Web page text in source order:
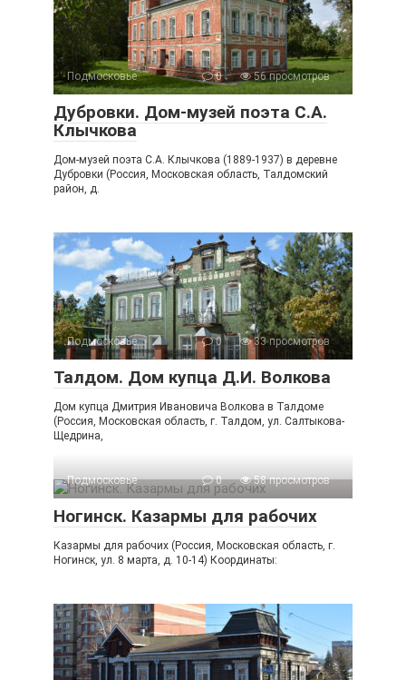
Подмосковье 0 56 просмотров
Дубровки. Дом-музей поэта С.А.
Клычкова
Дом-музей поэта С.А. Клычкова (1889-1937) в деревне
Дубровки (Россия, Московская область, Талдомский
район, д.
Подмосковье 0 33 просмотров
Талдом. Дом купца Д.И. Волкова
Дом купца Дмитрия Ивановича Волкова в Талдоме
(Россия, Московская область, г. Талдом, ул. Салтыкова-
Щедрина,
Подмосковье 0 58 просмотров
Ногинск. Казармы для рабочих
Казармы для рабочих (Россия, Московская область, г.
Ногинск, ул. 8 марта, д. 10-14) Координаты: